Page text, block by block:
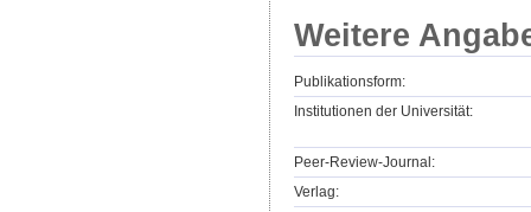
Weitere
Publikationsform:
Institutionen der Universität:
Peer-Review-Journal:
Verlag: